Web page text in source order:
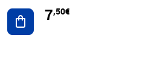
Ajouter au panier
7,50€